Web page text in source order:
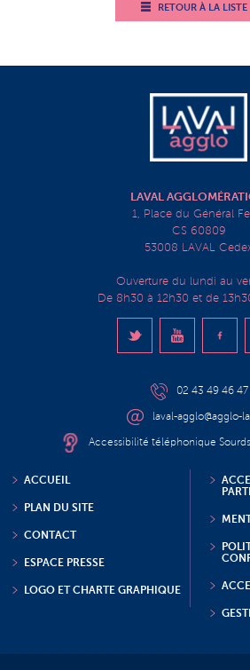
RETOUR À LA LISTE
LAVAL
1, Place du Général
CS 60809
53008 LAVAL
Ouverture du lundi au
De 8h30 à 12h30 et de
02 43 49 46 47
laval-agglo@agglo-
Accessibilité téléphonique
ACCUEIL
PLAN DU SITE
CONTACT
ESPACE PRESSE
LOGO ET CHARTE GRAPHIQUE